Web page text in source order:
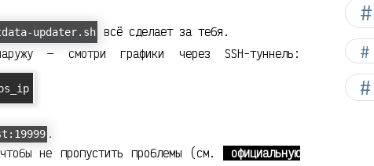
updater.sh
всё сделает за тебя.
— смотри графики через SSH-туннель:
.
не пропустить проблемы (см.
официальную